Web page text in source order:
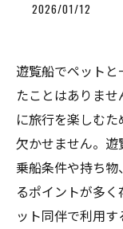
2026/01/12
遊覧船でペット
たことはありま
に旅行を楽しむ
欠かせません。遊
乗船条件や持ち
るポイントが多
ット同伴で利用す